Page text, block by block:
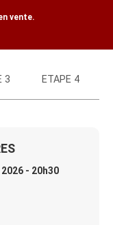
vente.
3 ETAPE 4
- 20h30